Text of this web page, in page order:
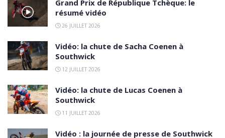
Grand Prix de République Tchèque: le
résumé vidéo
26 JUILLET 2026
Vidéo: la chute de Sacha Coenen à
Southwick
12 JUILLET 2026
Vidéo: la chute de Lucas Coenen à
Southwick
11 JUILLET 2026
Vidéo : la journée de presse de Southwick